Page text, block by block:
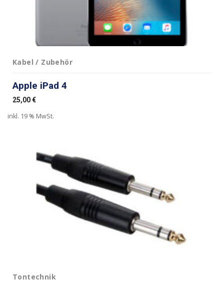
Kabel / Zubehör
Apple iPad 4
25,00€
inkl. 19 % MwSt.
Tontechnik